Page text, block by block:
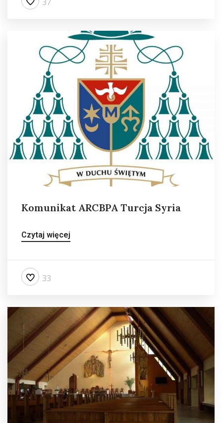
Komunikat ARCBPA Turcja Syria
Czytaj więcej
33